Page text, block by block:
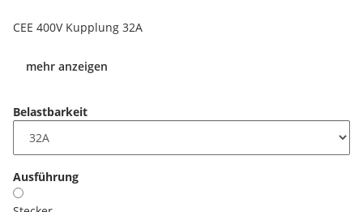
CEE 400V Kupplung 32A
mehr anzeigen
Belastbarkeit
Ausführung